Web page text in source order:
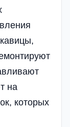
на
которых